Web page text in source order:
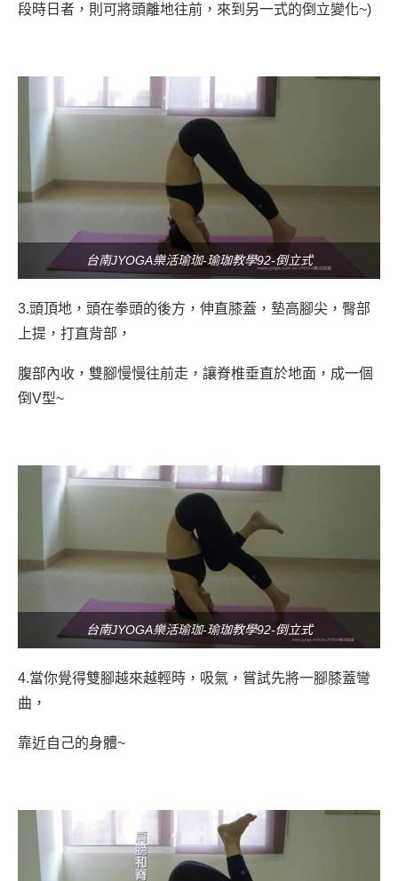
段時日者，則可將頭離地往前，來到另一式的倒立變化~)
台南JYOGA樂活瑜珈-瑜珈教學92-倒立式
3.頭頂地，頭在拳頭的後方，伸直膝蓋，墊高腳尖，臀部
上提，打直背部，
腹部內收，雙腳慢慢往前走，讓脊椎垂直於地面，成一個
倒V型~
台南JYOGA樂活瑜珈-瑜珈教學92-倒立式
4.當你覺得雙腳越來越輕時 ，吸氣，嘗試先將一腳膝蓋彎
曲，
靠近自己的身體~